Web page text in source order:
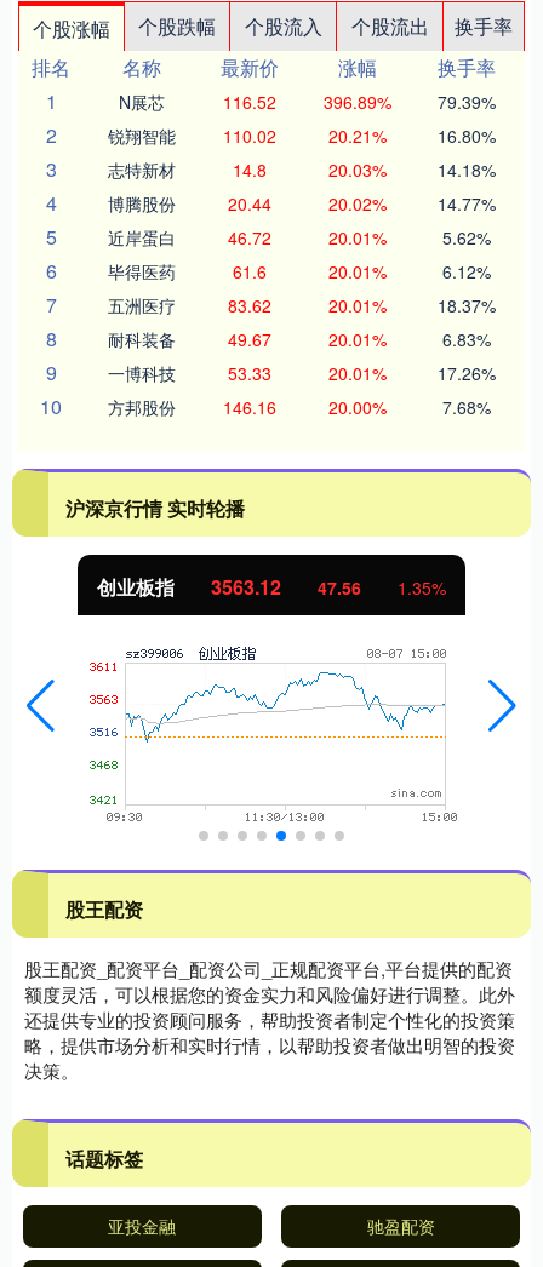
个股涨幅 个股跌幅 个股流入 个股流出
换手率
排名
名称 最新价 涨幅
换手率
1
N展芯 116.52 396.89% 79.39%
2 锐翔智能 110.02 20.21% 16.80%
3 志特新材 14.8 20.03% 14.18%
4 博腾股份 20.44 20.02% 14.77%
5 近岸蛋白 46.72 20.01% 5.62%
6 毕得医药 61.6 20.01% 6.12%
7 五洲医疗 83.62 20.01% 18.37%
8 耐科装备 49.67 20.01% 6.83%
9 一博科技 53.33 20.01% 17.26%
10 方邦股份 146.16 20.00% 7.68%
沪深京行情 实时轮播
1.35% 基金指数 7242.10
股王配资
股王配资_配资平台_配资公司_正规配资平台,平台提供的配资
额度灵活，可以根据您的资金实力和风险偏好进行调整。此外
还提供专业的投资顾问服务，帮助投资者制定个性化的投资策
略，提供市场分析和实时行情，以帮助投资者做出明智的投资
决策。
话题标签
亚投金融 驰盈配资